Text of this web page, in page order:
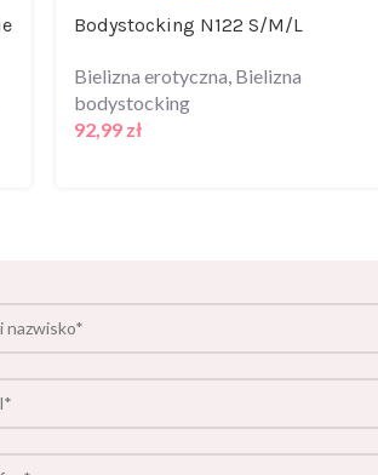
Bodystocking N122 S/M/L
Bielizna erotyczna Bielizna
bodystocking
92,99 zł